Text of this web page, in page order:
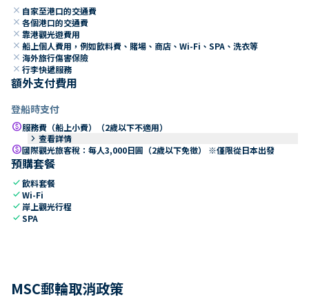
close 自家至港口的交通費
close 各個港口的交通費
close 靠港觀光遊費用
close 船上個人費用，例如飲料費、賭場、商店、Wi-Fi、SPA、洗衣等
close 海外旅行傷害保險
close 行李快遞服務
額外支付費用
登船時支付
paid服務費（船上小費）（2歲以下不適用）
keyboard_arrow_right 查看詳情
paid國際觀光旅客稅：每人3,000日圓（2歲以下免徵） ※僅限從日本出發
預購套餐
check飲料套餐
checkWi-Fi
check 岸上觀光行程
checkSPA
MSC郵輪取消政策